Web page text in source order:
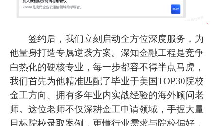
签约后，我们立刻启动全方位深度服务，为
他量身打造专属逆袭方案。深知金融工程是竞争
白热化的硬核专业，每一步都容不得半点马虎，
我们首先为他精准匹配了毕业于美国TOP30院校
金工方向、拥有多年业内实战经验的海外顾问老
师。这位老师不仅深耕金工申请领域，手握大量
目标院校录取案例，更懂行业需求与院校偏好，